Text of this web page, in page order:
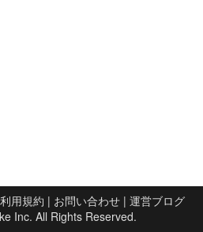
利用規約 | お問い合わせ| 運営ブログ
Inc. All Rights Reserved.